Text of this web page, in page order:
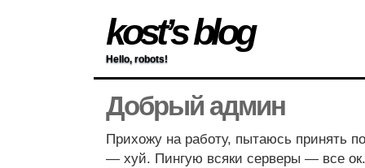
kost’s blog
Hello, robots!
Добрый админ
Прихожу на работу, пытаюсь принять
— хуй. Пингую всяки серверы — все